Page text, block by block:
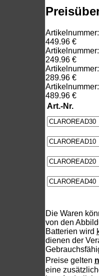
449.96 €
249.96 €
289.96 €
489.96 €
Art.-Nr.
Die Waren
von den
Batterien wird
dienen der
Preise gelten
eine